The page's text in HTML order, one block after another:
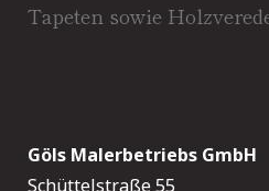
Tapeten sowie
Göls Malerbetriebs GmbH
Schüttelstraße 55